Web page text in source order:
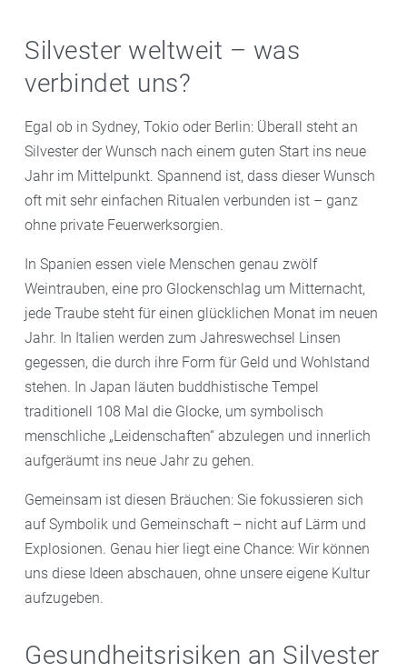
Silvester weltweit – was
verbindet uns?
Egal ob in Sydney, Tokio oder Berlin: Überall steht an
Silvester der Wunsch nach einem guten Start ins neue
Jahr im Mittelpunkt. Spannend ist, dass dieser Wunsch
oft mit sehr einfachen Ritualen verbunden ist – ganz
ohne private Feuerwerksorgien.
In Spanien essen viele Menschen genau zwölf
Weintrauben, eine pro Glockenschlag um Mitternacht,
jede Traube steht für einen glücklichen Monat im neuen
Jahr. In Italien werden zum Jahreswechsel Linsen
gegessen, die durch ihre Form für Geld und Wohlstand
stehen. In Japan läuten buddhistische Tempel
traditionell 108 Mal die Glocke, um symbolisch
menschliche „Leidenschaften“ abzulegen und innerlich
aufgeräumt ins neue Jahr zu gehen.
Gemeinsam ist diesen Bräuchen: Sie fokussieren sich
auf Symbolik und Gemeinschaft – nicht auf Lärm und
Explosionen. Genau hier liegt eine Chance: Wir können
uns diese Ideen abschauen, ohne unsere eigene Kultur
aufzugeben.
Gesundheitsrisiken an Silvester